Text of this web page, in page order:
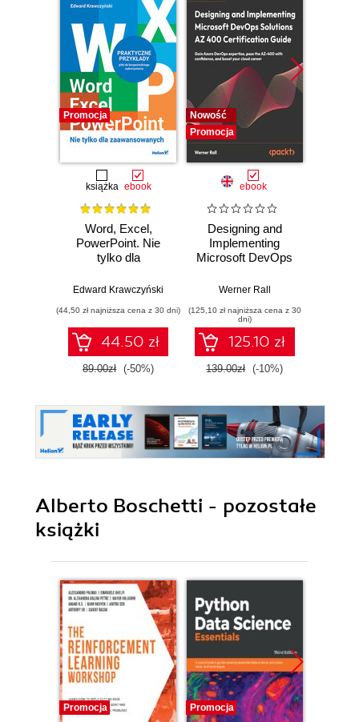
Promocja
książka ebook
Word, Excel,
PowerPoint. Nie
tylko dla
Edward Krawczyński
(44,50 zł najniższa cena z 30 dni)
44.50 zł
89.00zł (-50%)
Nowość
Promocja
ebook
Designing and
Implementing
Microsoft DevOps
Certification Guide.
DevOps expertise,
pass the AZ-400
with confidence,
and boost your
cloud career
Werner Rall
(125,10 zł najniższa cena z 30
dni)
125.10 zł
139.00zł (-10%)
Alberto Boschetti - pozostałe
książki
Promocja Promocja